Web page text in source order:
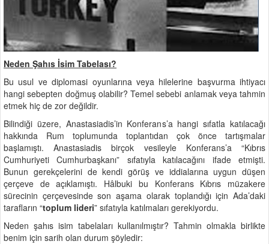
Neden Şahıs İsim Tabelası?
Bu usul ve diplomasi oyunlarına veya hilelerine başvurma ihtiyacı
hangi sebepten doğmuş olabilir? Temel sebebi anlamak veya tahmin
etmek hiç de zor değildir.
Bilindiği üzere, Anastasiadis’in Konferans’a hangi sıfatla katılacağı
hakkında Rum toplumunda toplantıdan çok önce tartışmalar
başlamıştı. Anastasiadis birçok vesileyle Konferans’a “Kıbrıs
Cumhuriyeti Cumhurbaşkanı” sıfatıyla katılacağını ifade etmişti.
Bunun gerekçelerini de kendi görüş ve iddialarına uygun düşen
çerçeve de açıklamıştı. Hâlbuki bu Konferans Kıbrıs müzakere
sürecinin çerçevesinde son aşama olarak toplandığı için Ada’daki
tarafların “toplum lideri” sıfatıyla katılmaları gerekiyordu.
Neden şahıs isim tabelaları kullanılmıştır? Tahmin olmakla birlikte
benim için sarih olan durum şöyledir: